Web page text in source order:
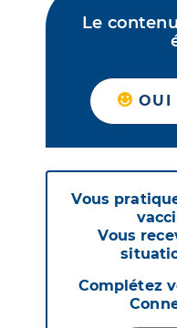
Le
OUI
Vous
Vous
Complétez